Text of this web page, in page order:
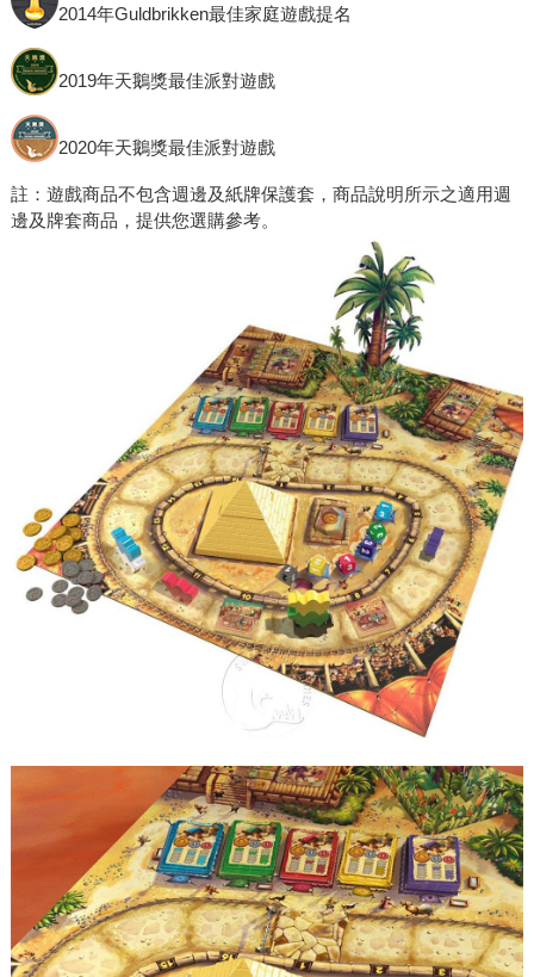
2014年Guldbrikken最佳家庭遊戲提名
2019年天鵝獎最佳派對遊戲
2020年天鵝獎最佳派對遊戲
註：遊戲商品不包含週邊及紙牌保護套，商品說明所示之適用週
邊及牌套商品，提供您選購參考。